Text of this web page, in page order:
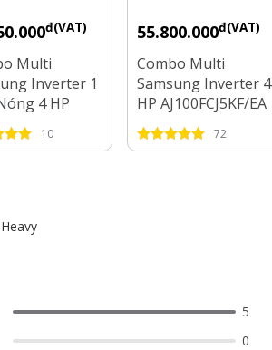
đ(VAT)
Multi
Inverter 1
4 HP
EA + 4
1 HP - 2
10
55.800.000đ(VAT)
Combo Multi
Samsung Inverter 4
HP AJ100FCJ5KF/EA
+ 3 Dàn Lạnh 1 HP -
1.5 HP - 2.5 HP
72
5
0